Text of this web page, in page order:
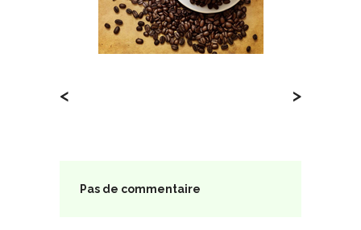
< >
Pas de commentaire